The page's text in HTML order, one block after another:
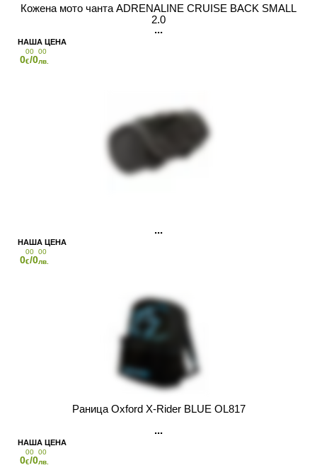
Кожена мото чанта ADRENALINE CRUISE BACK SMALL
2.0
0
00
€/0
00
лв.
0
00
€/0
00
лв.
Раница Oxford X-Rider BLUE OL817
0
00
€/0
00
лв.